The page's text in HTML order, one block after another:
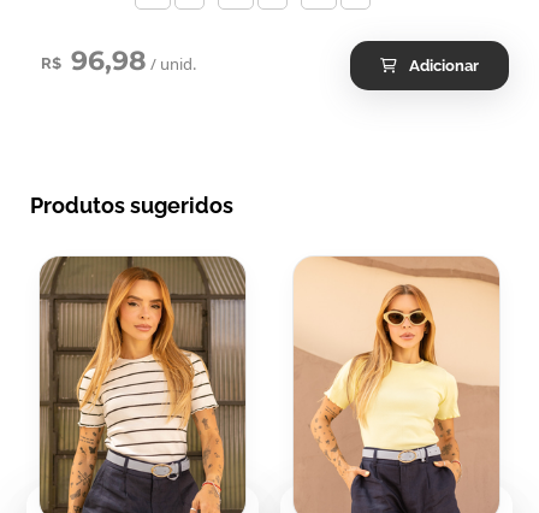
R$ 96,98 / unid. Adicionar
Produtos sugeridos